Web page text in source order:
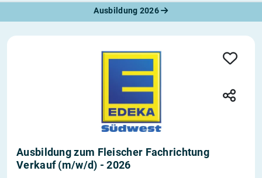
Ausbildung 2026
Ausbildung zum Fleischer Fachrichtung
Verkauf (m/w/d) - 2026